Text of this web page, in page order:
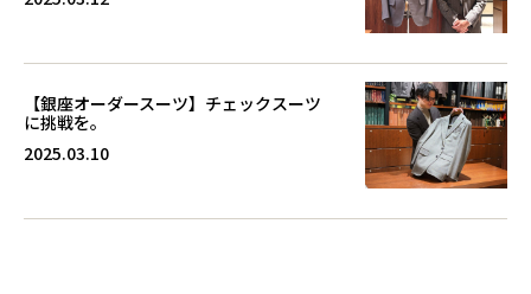
【銀座オーダースーツ】チェックスーツ
に挑戦を。
2025.03.10